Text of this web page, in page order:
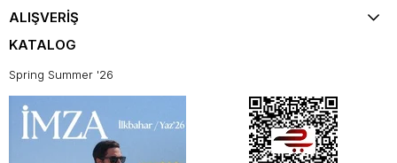
ALIŞVERİŞ
KATALOG
Spring Summer '26